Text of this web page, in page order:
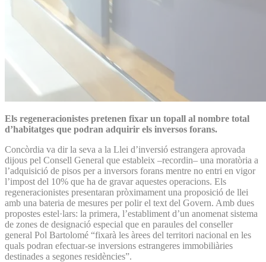
Els regeneracionistes pretenen fixar un topall al nombre total
d’habitatges que podran adquirir els inversos forans.
Concòrdia va dir la seva a la Llei d’inversió estrangera aprovada
dijous pel Consell General que estableix –recordin– una moratòria a
l’adquisició de pisos per a inversors forans mentre no entri en vigor
l’impost del 10% que ha de gravar aquestes operacions. Els
regeneracionistes presentaran pròximament una proposició de llei
amb una bateria de mesures per polir el text del Govern. Amb dues
propostes estel·lars: la primera, l’establiment d’un anomenat sistema
de zones de designació especial que en paraules del conseller
general Pol Bartolomé “fixarà les àrees del territori nacional en les
quals podran efectuar-se inversions estrangeres immobiliàries
destinades a segones residències”.